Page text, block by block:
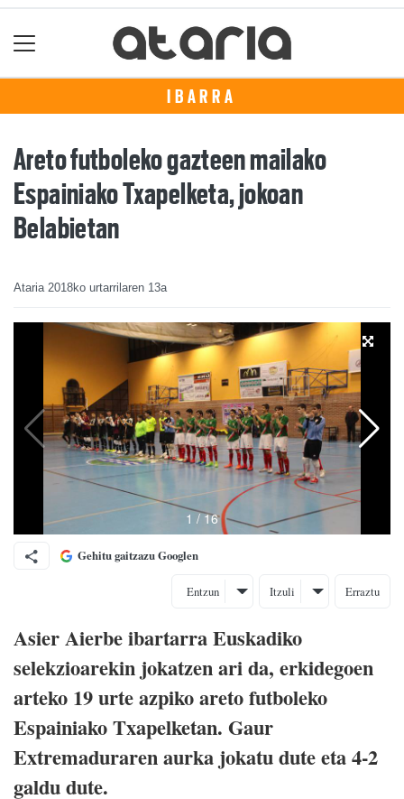
IBARRA
Areto futboleko gazteen mailako
Espainiako Txapelketa, jokoan
Belabietan
Ataria 2018ko urtarrilaren 13a
Gehitu gaitzazu Googlen
Entzun Itzuli Erraztu
Asier Aierbe ibartarra Euskadiko
selekzioarekin jokatzen ari da, erkidegoen
arteko 19 urte azpiko areto futboleko
Espainiako Txapelketan. Gaur
Extremaduraren aurka jokatu dute eta 4-2
galdu dute.